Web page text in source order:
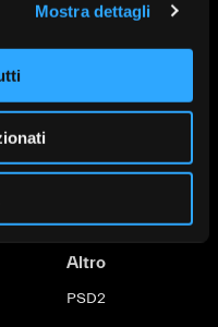
Mostra dettagli
Cerca la filiale di Banca
Altro
PSD2